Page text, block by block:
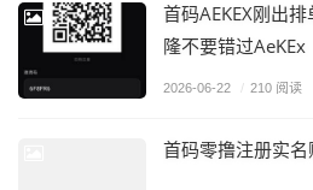
首码AEKEX刚出
隆不要错过AeKEx
2026-06-22 / 210 阅读
首码零撸注册实